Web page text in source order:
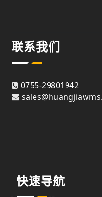
联系我们
0755-29801942
快速导航